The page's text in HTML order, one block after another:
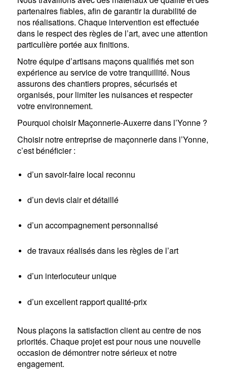
partenaires fiables, afin de garantir la durabilité de
nos réalisations. Chaque intervention est effectuée
dans le respect des règles de l’art, avec une attention
particulière portée aux finitions.
Notre équipe d’artisans maçons qualifiés met son
expérience au service de votre tranquillité. Nous
assurons des chantiers propres, sécurisés et
organisés, pour limiter les nuisances et respecter
votre environnement.
Pourquoi choisir Maçonnerie-Auxerre dans l’Yonne ?
Choisir notre entreprise de maçonnerie dans l’Yonne,
c’est bénéficier :
d’un savoir-faire local reconnu
d’un devis clair et détaillé
d’un accompagnement personnalisé
de travaux réalisés dans les règles de l’art
d’un interlocuteur unique
d’un excellent rapport qualité-prix
Nous plaçons la satisfaction client au centre de nos
priorités. Chaque projet est pour nous une nouvelle
occasion de démontrer notre sérieux et notre
engagement.